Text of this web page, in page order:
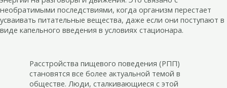
необратимыми последствиями, когда организм перестает
усваивать питательные вещества, даже если они поступают в
виде капельного введения в условиях стационара.
Расстройства пищевого поведения (РПП)
становятся все более актуальной темой в
обществе. Люди, сталкивающиеся с этой